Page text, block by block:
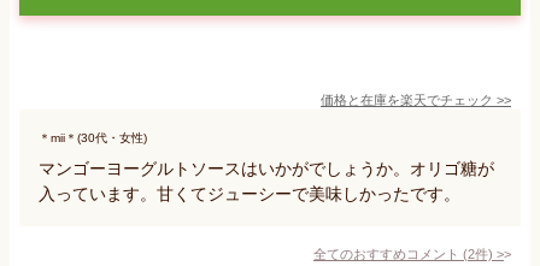
価格と在庫を楽天でチェック >>
＊mii＊(30代・女性)
マンゴーヨーグルトソースはいかがでしょうか。オリゴ糖が
入っています。甘くてジューシーで美味しかったです。
全てのおすすめコメント (2件) >